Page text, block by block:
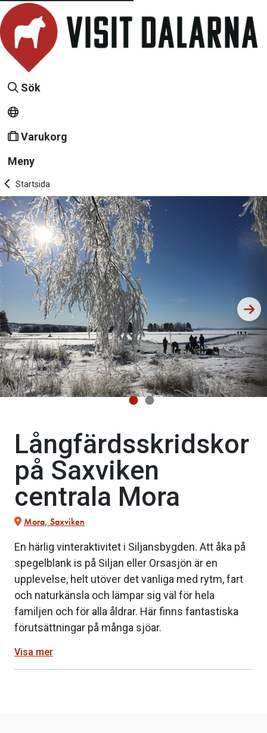
Sök
Varukorg
Meny
Startsida
Långfärdsskridskor
på Saxviken
centrala Mora
Mora, Saxviken
En härlig vinteraktivitet i Siljansbygden. Att åka på
spegelblank is på Siljan eller Orsasjön är en
upplevelse, helt utöver det vanliga med rytm, fart
och naturkänsla och lämpar sig väl för hela
familjen och för alla åldrar. Här finns fantastiska
förutsättningar på många sjöar.
Visa mer